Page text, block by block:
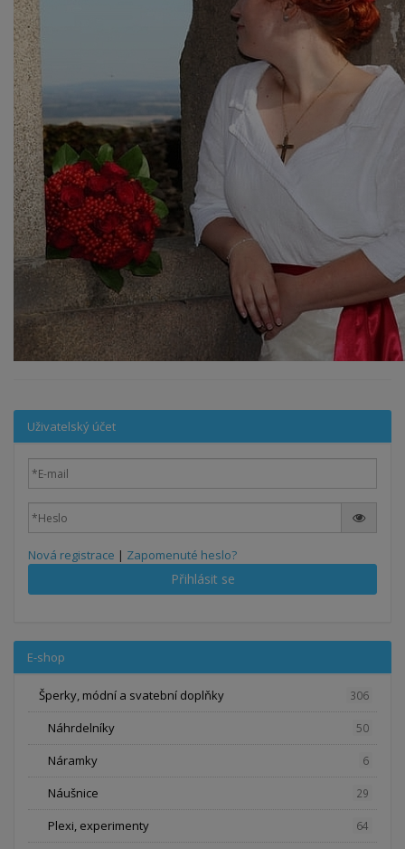
Uživatelský účet
Nová registrace | Zapomenuté heslo?
Přihlásit se
E-shop
Šperky, módní a svatební doplňky 306
Náhrdelníky 50
Náramky 6
Náušnice 29
Plexi, experimenty 64